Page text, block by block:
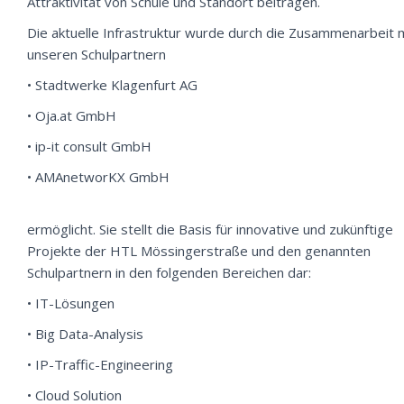
Die aktuelle Infrastruktur wurde durch die Zusammenarbeit
unseren Schulpartnern
• Stadtwerke Klagenfurt AG
• Oja.at GmbH
• ip-it consult GmbH
• AMAnetworKX GmbH
ermöglicht. Sie stellt die Basis für innovative und zukünftige
Projekte der HTL Mössingerstraße und den genannten
Schulpartnern in den folgenden Bereichen dar:
• IT-Lösungen
• Big Data-Analysis
• IP-Traffic-Engineering
• Cloud Solution